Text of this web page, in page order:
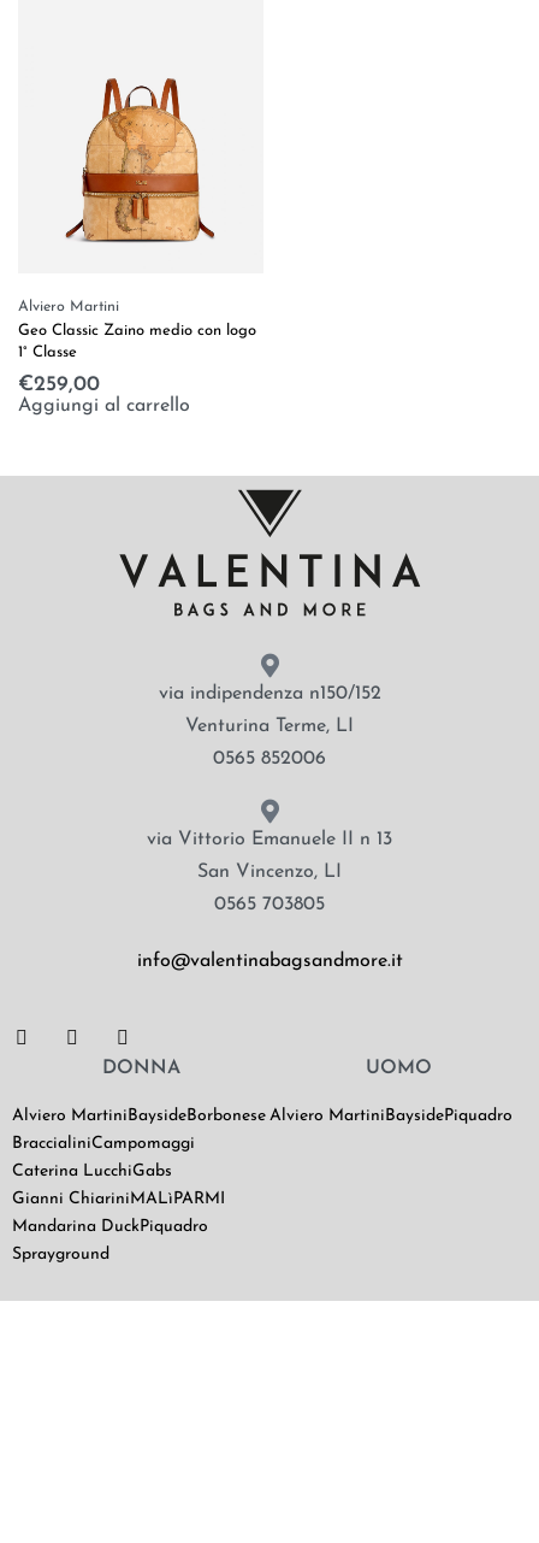
Alviero Martini
Geo Classic Zaino medio con logo
1° Classe
€259,00
Aggiungi al carrello
via indipendenza n150/152
Venturina Terme, LI
0565 852006
via Vittorio Emanuele II n 13
San Vincenzo, LI
0565 703805
info@valentinabagsandmore.it
DONNA
Alviero Martini BaysideBorbonese
BraccialiniCampomaggi
Caterina LucchiGabs
Gianni Chiarini MALìPARMI
Mandarina DuckPiquadro
Sprayground
UOMO
Alviero Martini BaysidePiquadro